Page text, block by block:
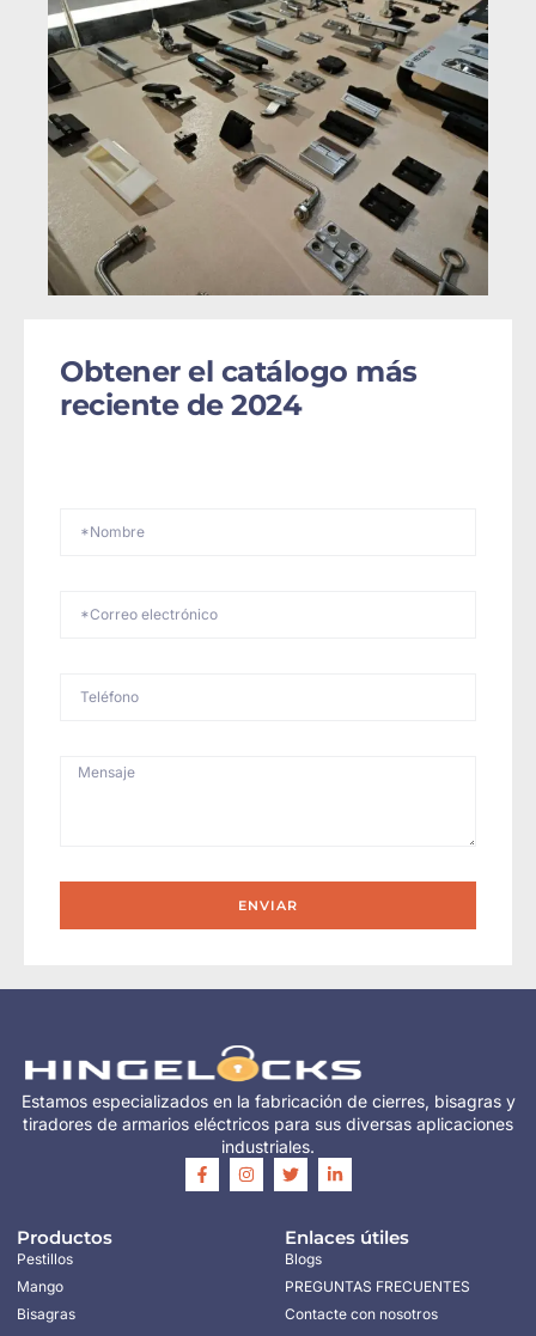
Obtener el catálogo más
reciente de 2024
ENVIAR
Estamos especializados en la fabricación de cierres, bisagras y
tiradores de armarios eléctricos para sus diversas aplicaciones
industriales.
Productos
Pestillos
Mango
Bisagras
Enlaces útiles
Blogs
PREGUNTAS FRECUENTES
Contacte con nosotros